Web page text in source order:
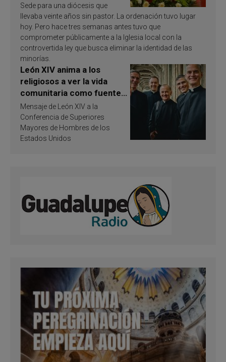
Sede para una diócesis que
llevaba veinte años sin pastor. La ordenación tuvo lugar
hoy. Pero hace tres semanas antes tuvo que
comprometer públicamente a la Iglesia local con la
controvertida ley que busca eliminar la identidad de las
minorías.
León XIV anima a los
religiosos a ver la vida
comunitaria como fuente
de inspiración y
santificación
Mensaje de León XIV a la
Conferencia de Superiores
Mayores de Hombres de los
Estados Unidos